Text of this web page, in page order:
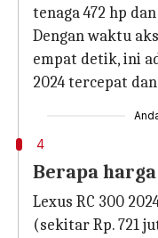
tenaga 472 hp
Dengan waktu
empat detik, ini
2024 tercepat
4
Berapa
Lexus RC 300
(sekitar Rp. 721